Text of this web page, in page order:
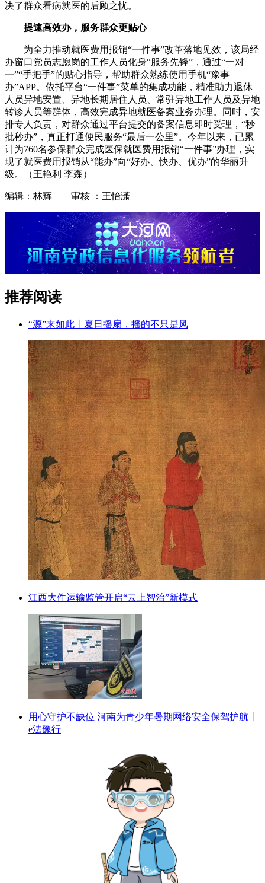
决了群众看病就医的后顾之忧。
提速高效办，服务群众更贴心
为全力推动就医费用报销“一件事”改革落地见效，该局经
办窗口党员志愿岗的工作人员化身“服务先锋”，通过“一对
一”“手把手”的贴心指导，帮助群众熟练使用手机“豫事
办”APP。依托平台“一件事”菜单的集成功能，精准助力退休
人员异地安置、异地长期居住人员、常驻异地工作人员及异地
转诊人员等群体，高效完成异地就医备案业务办理。同时，安
排专人负责，对群众通过平台提交的备案信息即时受理，“秒
批秒办”，真正打通便民服务“最后一公里”。今年以来，已累
计为760名参保群众完成医保就医费用报销“一件事”办理，实
现了就医费用报销从“能办”向“好办、快办、优办”的华丽升
级。（王艳利 李森）
编辑：林辉 审核 ：王怡潇
推荐阅读
“源”来如此丨夏日摇扇，摇的不只是风
江西大件运输监管开启“云上智治”新模式
用心守护不缺位 河南为青少年暑期网络安全保驾护航丨
e法豫行